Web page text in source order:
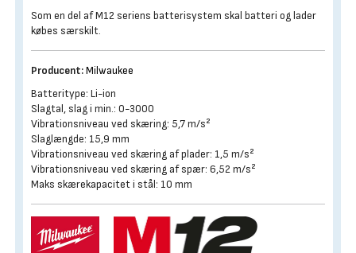
Som en del af M12 seriens batterisystem skal batteri og lader
købes særskilt.
Producent:Milwaukee
Batteritype: Li-ion
Slagtal, slag i min.: 0-3000
Vibrationsniveau ved skæring: 5,7 m/s²
Slaglængde: 15,9 mm
Vibrationsniveau ved skæring af plader: 1,5 m/s²
Vibrationsniveau ved skæring af spær: 6,52 m/s²
Maks skærekapacitet i stål: 10 mm